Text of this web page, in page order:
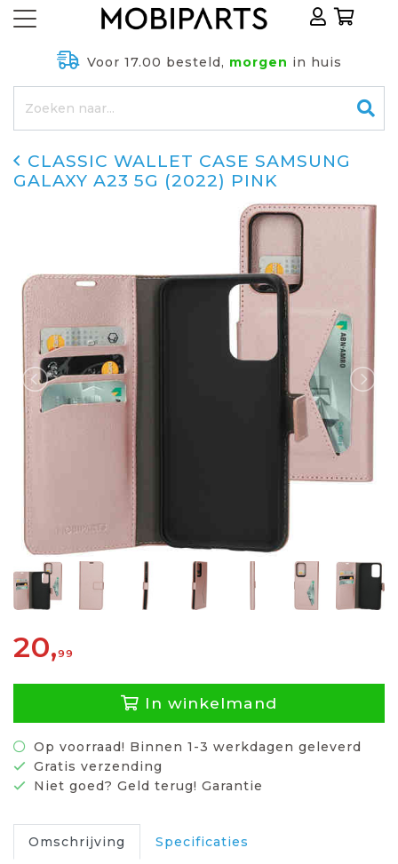
Voor 17.00 besteld, morgen in huis
CLASSIC WALLET CASE SAMSUNG
GALAXY A23 5G (2022) PINK
20,99
In winkelmand
Op voorraad! Binnen 1-3 werkdagen geleverd
Gratis verzending
Niet goed? Geld terug! Garantie
Omschrijving Specificaties